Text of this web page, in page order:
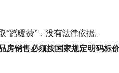
蹭暖费”，没有法律依据。
房销售必须按国家规定明码标